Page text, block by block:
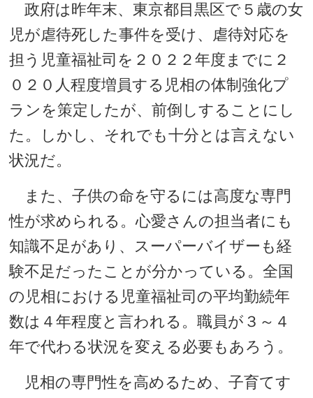
政府は昨年末、東京都目黒区で５歳の女
児が虐待死した事件を受け、虐待対応を
担う児童福祉司を２０２２年度までに２
０２０人程度増員する児相の体制強化プ
ランを策定したが、前倒しすることにし
た。しかし、それでも十分とは言えない
状況だ。
また、子供の命を守るには高度な専門
性が求められる。心愛さんの担当者にも
知識不足があり、スーパーバイザーも経
験不足だったことが分かっている。全国
の児相における児童福祉司の平均勤続年
数は４年程度と言われる。職員が３～４
年で代わる状況を変える必要もあろう。
児相の専門性を高めるため、子育てす